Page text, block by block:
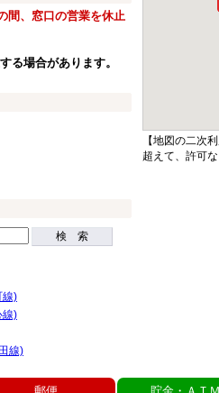
間、窓口の営業を休止
る場合があります。
検 索
線)
線)
線)
【地図の二次
超えて、許可